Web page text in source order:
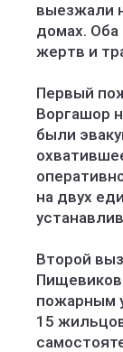
выезжали
домах.
жертв и
Первый
Воргашор
были
на двух
Второй
Пищевиков
пожарным
15